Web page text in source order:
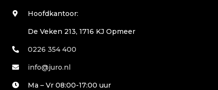
Hoofdkantoor:
De Veken 213, 1716 KJ Opmeer
0226 354 400
info@juro.nl
Ma – Vr 08:00-17:00 uur